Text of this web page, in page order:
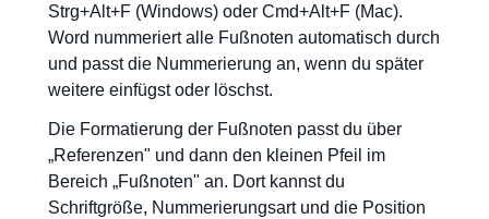
Strg+Alt+F (Windows) oder Cmd+Alt+F (Mac).
Word nummeriert alle Fußnoten automatisch durch
und passt die Nummerierung an, wenn du später
weitere einfügst oder löschst.
Die Formatierung der Fußnoten passt du über
„Referenzen" und dann den kleinen Pfeil im
Bereich „Fußnoten" an. Dort kannst du
Schriftgröße, Nummerierungsart und die Position